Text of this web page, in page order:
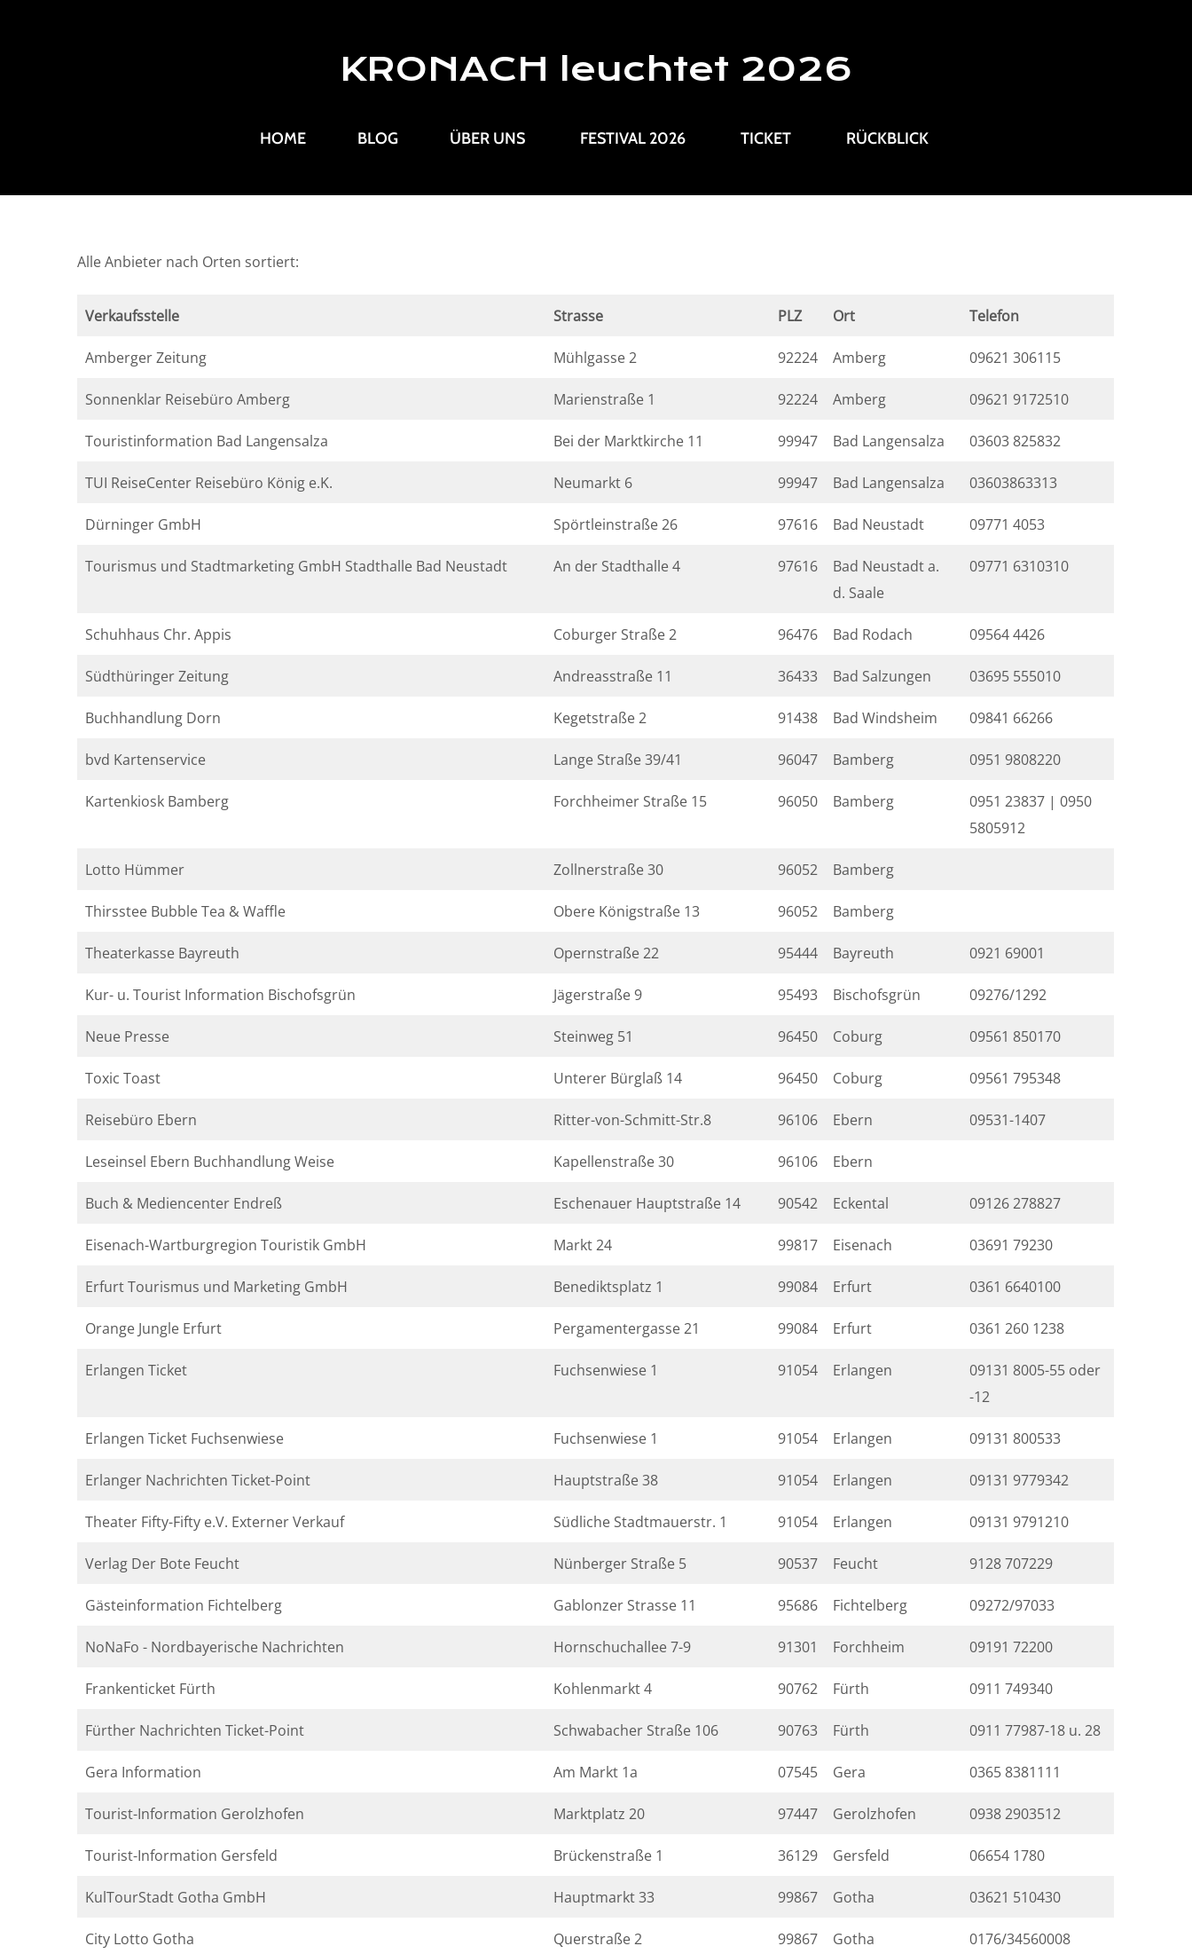
KRONACH leuchtet 2026
HOME BLOG ÜBER UNS FESTIVAL 2026 TICKET RÜCKBLICK
Alle Anbieter nach Orten sortiert:
Verkaufsstelle Strasse PLZ Ort Telefon
Amberger Zeitung Mühlgasse 2 92224 Amberg 09621 306115
Sonnenklar Reisebüro Amberg Marienstraße 1 92224 Amberg 09621 9172510
Touristinformation Bad Langensalza Bei der Marktkirche 11 99947 Bad Langensalza 03603 825832
TUI ReiseCenter Reisebüro König e.K. Neumarkt 6 99947 Bad Langensalza 03603863313
Dürninger GmbH Spörtleinstraße 26 97616 Bad Neustadt 09771 4053
Tourismus und Stadtmarketing GmbH Stadthalle Bad Neustadt An der Stadthalle 4 97616
Bad Neustadt a.
d. Saale
09771 6310310
Schuhhaus Chr. Appis Coburger Straße 2 96476 Bad Rodach 09564 4426
Südthüringer Zeitung Andreasstraße 11 36433 Bad Salzungen 03695 555010
Buchhandlung Dorn Kegetstraße 2 91438 Bad Windsheim 09841 66266
bvd Kartenservice Lange Straße 39/41 96047 Bamberg 0951 9808220
Kartenkiosk Bamberg Forchheimer Straße 15 96050 Bamberg
0951 23837 | 0950
5805912
Lotto Hümmer Zollnerstraße 30 96052 Bamberg
Thirsstee Bubble Tea & Waffle Obere Königstraße 13 96052 Bamberg
Theaterkasse Bayreuth Opernstraße 22 95444 Bayreuth 0921 69001
Kur- u. Tourist Information Bischofsgrün Jägerstraße 9 95493 Bischofsgrün 09276/1292
Neue Presse Steinweg 51 96450 Coburg 09561 850170
Toxic Toast Unterer Bürglaß 14 96450 Coburg 09561 795348
Reisebüro Ebern Ritter-von-Schmitt-Str.8 96106 Ebern 09531-1407
Leseinsel Ebern Buchhandlung Weise Kapellenstraße 30 96106 Ebern
Buch & Mediencenter Endreß Eschenauer Hauptstraße 14 90542 Eckental 09126 278827
Eisenach-Wartburgregion Touristik GmbH Markt 24 99817 Eisenach 03691 79230
Erfurt Tourismus und Marketing GmbH Benediktsplatz 1 99084 Erfurt 0361 6640100
Orange Jungle Erfurt Pergamentergasse 21 99084 Erfurt 0361 260 1238
Erlangen Ticket Fuchsenwiese 1 91054 Erlangen
09131 8005-55 oder
-12
Erlangen Ticket Fuchsenwiese Fuchsenwiese 1 91054 Erlangen 09131 800533
Erlanger Nachrichten Ticket-Point Hauptstraße 38 91054 Erlangen 09131 9779342
Theater Fifty-Fifty e.V. Externer Verkauf Südliche Stadtmauerstr. 1 91054 Erlangen 09131 9791210
Verlag Der Bote Feucht Nünberger Straße 5 90537 Feucht 9128 707229
Gästeinformation Fichtelberg Gablonzer Strasse 11 95686 Fichtelberg 09272/97033
NoNaFo - Nordbayerische Nachrichten Hornschuchallee 7-9 91301 Forchheim 09191 72200
Frankenticket Fürth Kohlenmarkt 4 90762 Fürth 0911 749340
Fürther Nachrichten Ticket-Point Schwabacher Straße 106 90763 Fürth 0911 77987-18 u. 28
Gera Information Am Markt 1a 07545 Gera 0365 8381111
Tourist-Information Gerolzhofen Marktplatz 20 97447 Gerolzhofen 0938 2903512
Tourist-Information Gersfeld Brückenstraße 1 36129 Gersfeld 06654 1780
KulTourStadt Gotha GmbH Hauptmarkt 33 99867 Gotha 03621 510430
City Lotto Gotha Querstraße 2 99867 Gotha 0176/34560008